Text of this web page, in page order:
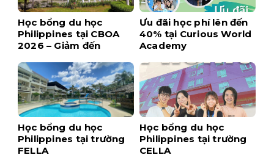
Học bổng du học
Philippines tại CBOA
2026 – Giảm đến
sớm
Ưu đãi học phí lên đến
40% tại Curious World
Academy
Học bổng du học
Philippines tại trường
FELLA
Học bổng du học
Philippines tại trường
CELLA